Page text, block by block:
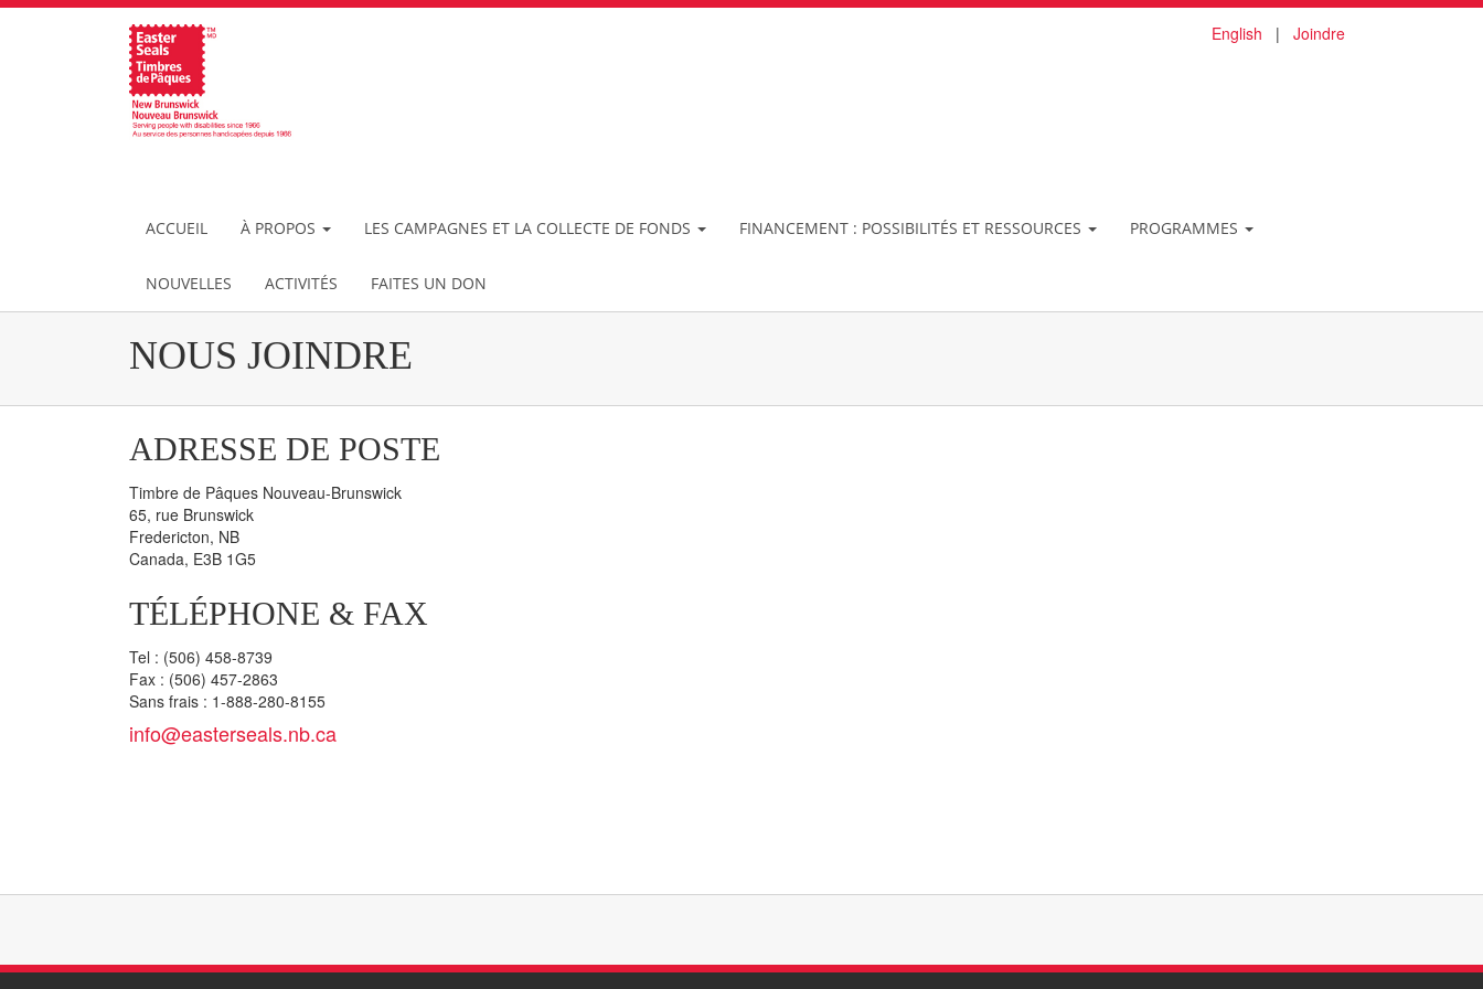
English | Joindre
ACCUEIL À PROPOS LES CAMPAGNES ET LA COLLECTE DE FONDS FINANCEMENT : POSSIBILITÉS ET RESSOURCES PROGRAMMES
NOUVELLES ACTIVITÉS FAITES UN DON
NOUS JOINDRE
ADRESSE DE POSTE
Timbre de Pâques Nouveau-Brunswick
65, rue Brunswick
Fredericton, NB
Canada, E3B 1G5
TÉLÉPHONE & FAX
Tel : (506) 458-8739
Fax : (506) 457-2863
Sans frais : 1-888-280-8155
info@easterseals.nb.ca